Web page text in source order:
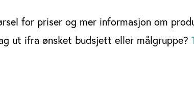
for priser og mer informasjon om
ut ifra ønsket budsjett eller målgruppe?